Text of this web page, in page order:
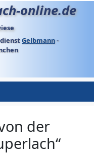
online.de
Gelbmann-
der